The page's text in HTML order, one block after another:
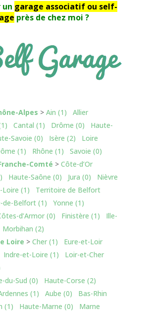
un garage associatif ou self-
près de chez moi ?
Alpes > Ain (1)
Allier
Cantal (1) Drôme (0)
Haute-
Savoie (0) Isère (2)
Loire
(1) Rhône (1)
Savoie (0)
Comté > Côte-d’Or
Haute-Saône (0) Jura (0)
Nièvre
Loire (1)
Territoire de Belfort
de-Belfort (1)
Yonne (1)
d’Armor (0) Finistère (1)
Ille-
Morbihan (2)
Loire > Cher (1)
Eure-et-Loir
Indre-et-Loire (1)
Loir-et-Cher
du-Sud (0)
Haute-Corse (2)
(1) Aube (0)
Bas-Rhin
(1) Haute-Marne (0)
Marne